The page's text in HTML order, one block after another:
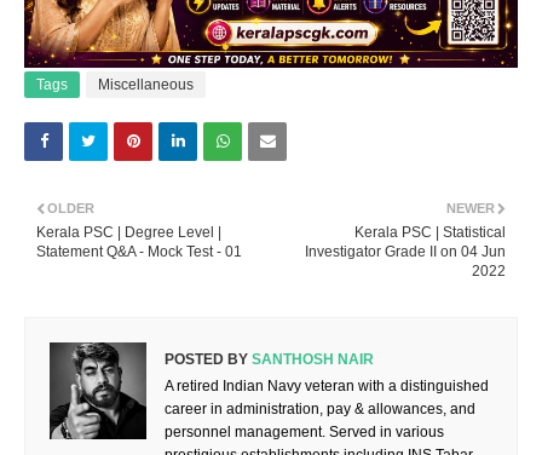
Tags Miscellaneous
NEWER
Kerala PSC | Statistical
Investigator Grade II on 04 Jun
2022
OLDER
Kerala PSC | Degree Level |
Statement Q&A - Mock Test - 01
POSTED BY SANTHOSH NAIR
A retired Indian Navy veteran with a distinguished
career in administration, pay & allowances, and
personnel management. Served in various